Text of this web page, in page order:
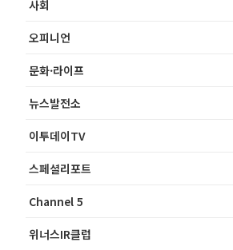
사회
오피니언
문화·라이프
뉴스발전소
이투데이TV
스페셜리포트
Channel 5
위너스IR클럽